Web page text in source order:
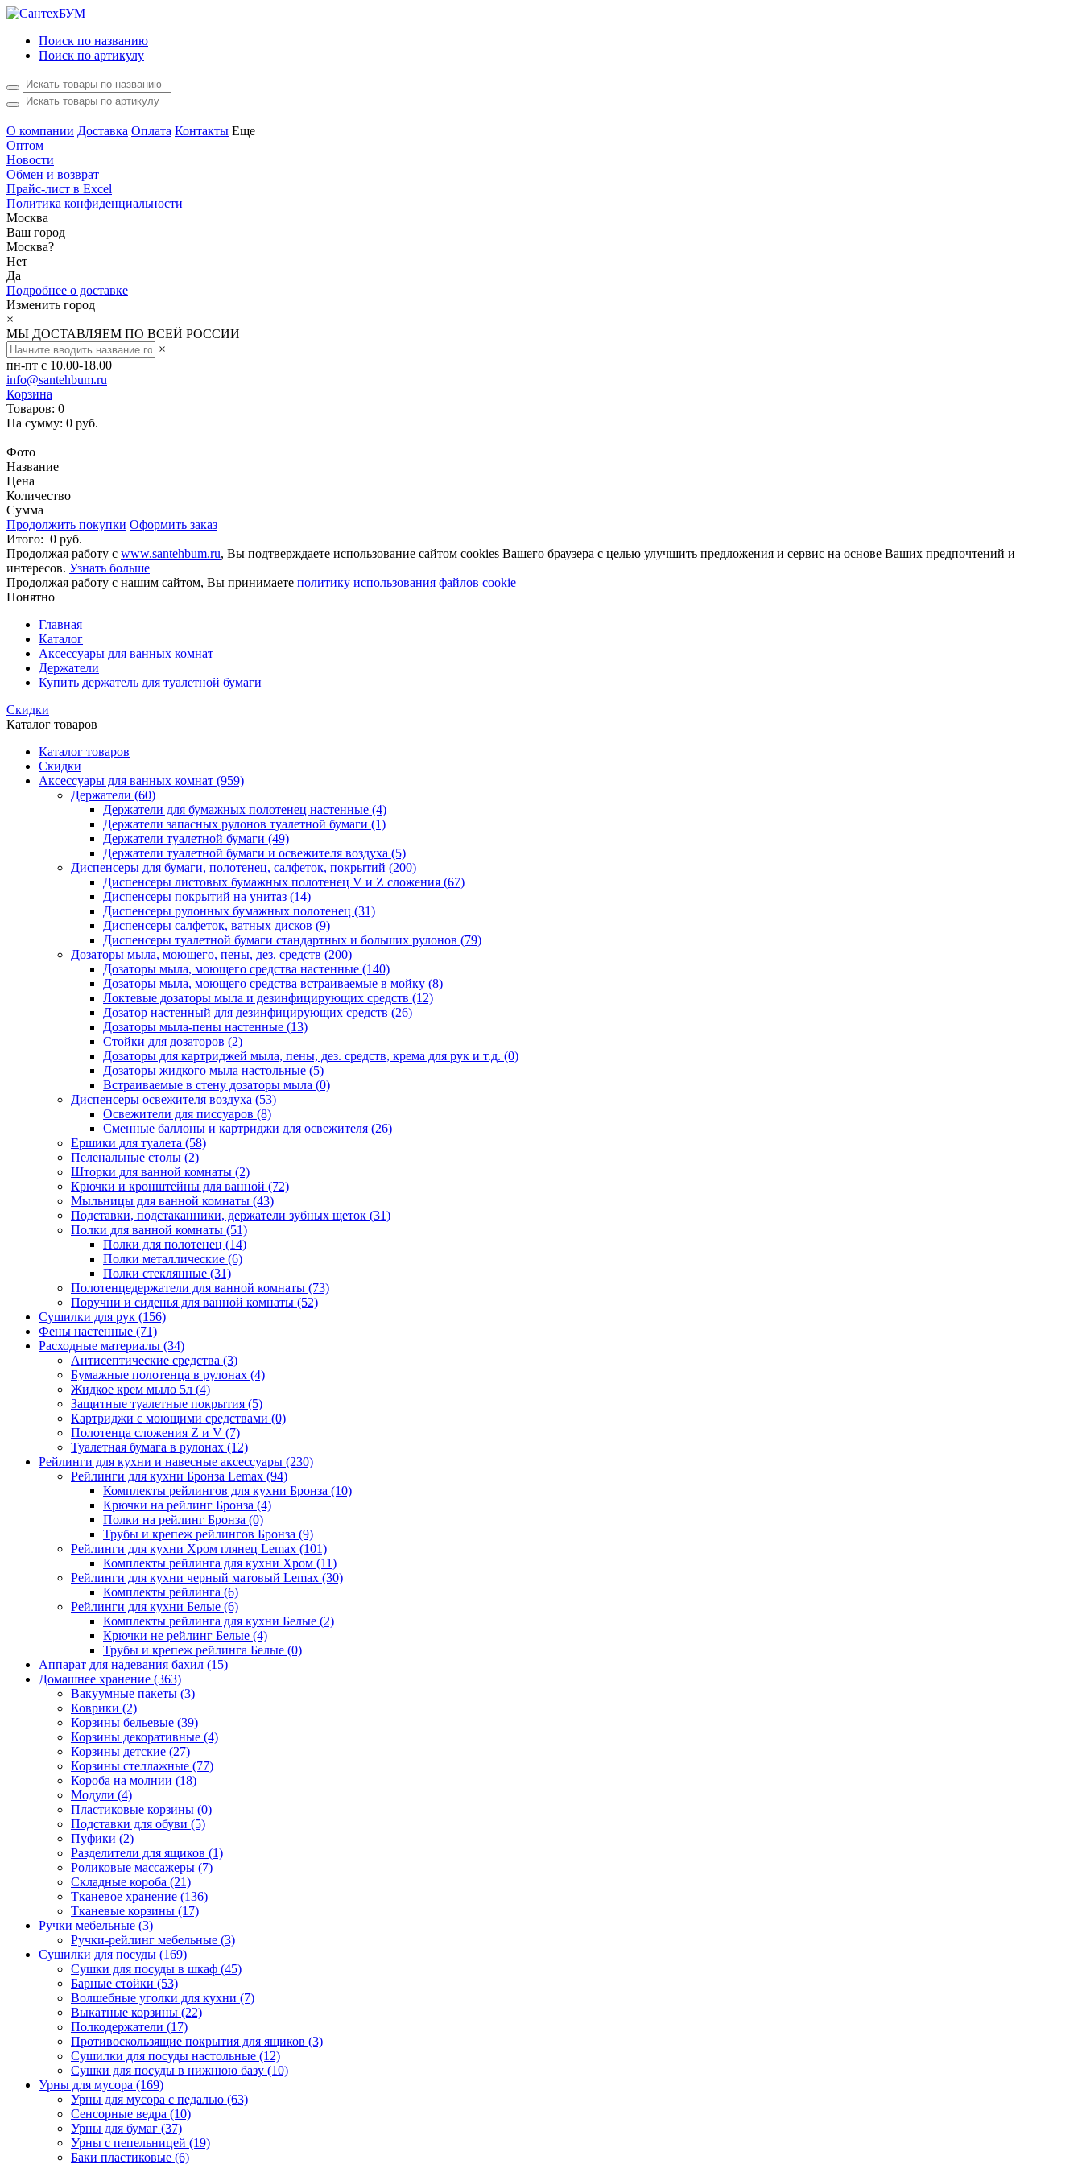
Поиск по названию
Поиск по артикулу
О компании Доставка Оплата Контакты Еще
Оптом
Новости
Обмен и возврат
Прайс-лист в Excel
Политика конфиденциальности
Москва
Ваш город
Москва?
Нет
Да
Подробнее о доставке
Изменить город
×
МЫ ДОСТАВЛЯЕМ ПО ВСЕЙ РОССИИ
×
пн-пт с 10.00-18.00
info@santehbum.ru
Корзина
Товаров: 0
На сумму: 0 руб.
Фото
Название
Цена
Количество
Сумма
Продолжить покупки Оформить заказ
Итого: 0 руб.
Продолжая работу с www.santehbum.ru, Вы подтверждаете использование сайтом cookies Вашего браузера с целью улучшить предложения и сервис на основе Ваших предпочтений и
интересов. Узнать больше
Продолжая работу с нашим сайтом, Вы принимаете политику использования файлов cookie
Понятно
Главная
Каталог
Аксессуары для ванных комнат
Держатели
Купить держатель для туалетной бумаги
Скидки
Каталог товаров
Каталог товаров
Скидки
Аксессуары для ванных комнат (959)
Держатели (60)
Держатели для бумажных полотенец настенные (4)
Держатели запасных рулонов туалетной бумаги (1)
Держатели туалетной бумаги (49)
Держатели туалетной бумаги и освежителя воздуха (5)
Диспенсеры для бумаги, полотенец, салфеток, покрытий (200)
Диспенсеры листовых бумажных полотенец V и Z сложения (67)
Диспенсеры покрытий на унитаз (14)
Диспенсеры рулонных бумажных полотенец (31)
Диспенсеры салфеток, ватных дисков (9)
Диспенсеры туалетной бумаги стандартных и больших рулонов (79)
Дозаторы мыла, моющего, пены, дез. средств (200)
Дозаторы мыла, моющего средства настенные (140)
Дозаторы мыла, моющего средства встраиваемые в мойку (8)
Локтевые дозаторы мыла и дезинфицирующих средств (12)
Дозатор настенный для дезинфицирующих средств (26)
Дозаторы мыла-пены настенные (13)
Стойки для дозаторов (2)
Дозаторы для картриджей мыла, пены, дез. средств, крема для рук и т.д. (0)
Дозаторы жидкого мыла настольные (5)
Встраиваемые в стену дозаторы мыла (0)
Диспенсеры освежителя воздуха (53)
Освежители для писсуаров (8)
Сменные баллоны и картриджи для освежителя (26)
Ершики для туалета (58)
Пеленальные столы (2)
Шторки для ванной комнаты (2)
Крючки и кронштейны для ванной (72)
Мыльницы для ванной комнаты (43)
Подставки, подстаканники, держатели зубных щеток (31)
Полки для ванной комнаты (51)
Полки для полотенец (14)
Полки металлические (6)
Полки стеклянные (31)
Полотенцедержатели для ванной комнаты (73)
Поручни и сиденья для ванной комнаты (52)
Сушилки для рук (156)
Фены настенные (71)
Расходные материалы (34)
Антисептические средства (3)
Бумажные полотенца в рулонах (4)
Жидкое крем мыло 5л (4)
Защитные туалетные покрытия (5)
Картриджи с моющими средствами (0)
Полотенца сложения Z и V (7)
Туалетная бумага в рулонах (12)
Рейлинги для кухни и навесные аксессуары (230)
Рейлинги для кухни Бронза Lemax (94)
Комплекты рейлингов для кухни Бронза (10)
Крючки на рейлинг Бронза (4)
Полки на рейлинг Бронза (0)
Трубы и крепеж рейлингов Бронза (9)
Рейлинги для кухни Хром глянец Lemax (101)
Комплекты рейлинга для кухни Хром (11)
Рейлинги для кухни черный матовый Lemax (30)
Комплекты рейлинга (6)
Рейлинги для кухни Белые (6)
Комплекты рейлинга для кухни Белые (2)
Крючки не рейлинг Белые (4)
Трубы и крепеж рейлинга Белые (0)
Аппарат для надевания бахил (15)
Домашнее хранение (363)
Вакуумные пакеты (3)
Коврики (2)
Корзины бельевые (39)
Корзины декоративные (4)
Корзины детские (27)
Корзины стеллажные (77)
Короба на молнии (18)
Модули (4)
Пластиковые корзины (0)
Подставки для обуви (5)
Пуфики (2)
Разделители для ящиков (1)
Роликовые массажеры (7)
Складные короба (21)
Тканевое хранение (136)
Тканевые корзины (17)
Ручки мебельные (3)
Ручки-рейлинг мебельные (3)
Сушилки для посуды (169)
Сушки для посуды в шкаф (45)
Барные стойки (53)
Волшебные уголки для кухни (7)
Выкатные корзины (22)
Полкодержатели (17)
Противоскользящие покрытия для ящиков (3)
Сушилки для посуды настольные (12)
Сушки для посуды в нижнюю базу (10)
Урны для мусора (169)
Урны для мусора с педалью (63)
Сенсорные ведра (10)
Урны для бумаг (37)
Урны с пепельницей (19)
Баки пластиковые (6)